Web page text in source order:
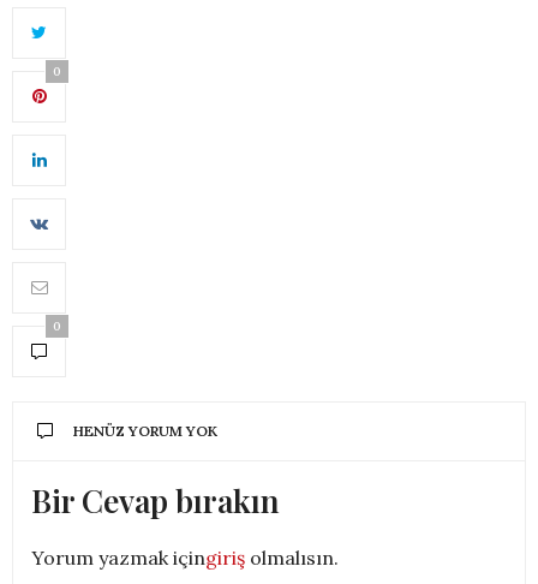
0
0
HENÜZ YORUM YOK
Bir Cevap bırakın
Yorum yazmak içingiriş olmalısın.